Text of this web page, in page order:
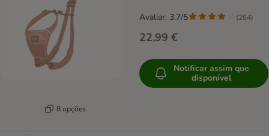
8 opções
22,99 €
Avaliar: 3.7/5 (264)
Notificar assim que
disponível